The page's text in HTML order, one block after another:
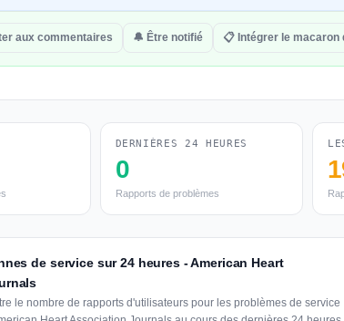
aux commentaires 🔔 Être notifié 📋 Intégrer le macaron
DERNIÈRES 24 HEURES
0
Rapports de problèmes
de service sur 24 heures - American Heart
le nombre de rapports d'utilisateurs pour les problèmes de service